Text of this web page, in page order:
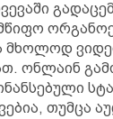
მხოლოდ
ონლაინ
თუმცა